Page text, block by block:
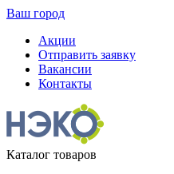
Ваш город
Акции
Отправить заявку
Вакансии
Контакты
Каталог товаров